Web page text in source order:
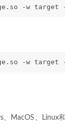
-w
-w
MacOS、Linux